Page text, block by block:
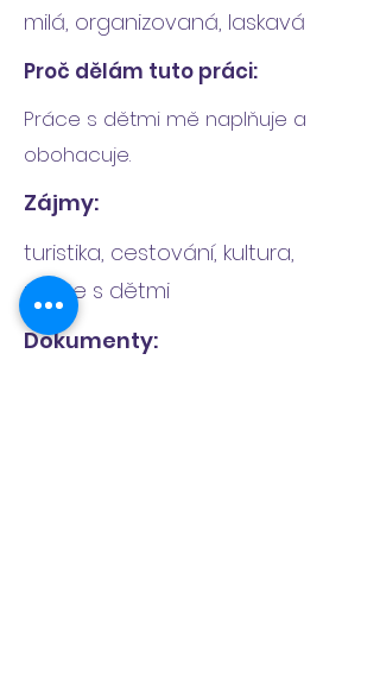
milá, organizovaná, laskavá
Proč dělám tuto práci:
Práce s dětmi mě naplňuje a
obohacuje.
Zájmy:
turistika, cestování, kultura,
práce s dětmi
Dokumenty: